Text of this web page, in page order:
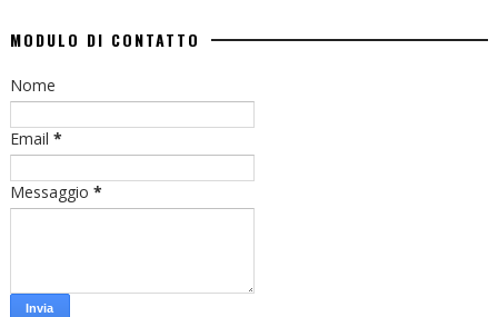
MODULO DI CONTATTO
Nome
Email *
Messaggio *